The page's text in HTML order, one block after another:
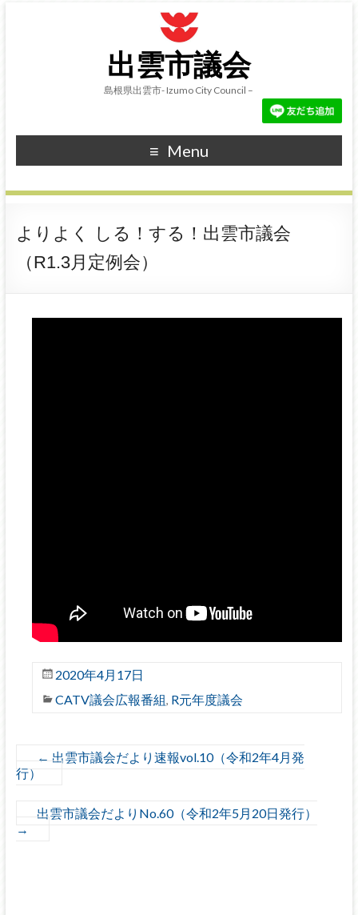
出雲市議会
島根県出雲市- Izumo City Council –
Menu
よりよく しる！する！出雲市議会
（R1.3月定例会）
2020年4月17日
CATV議会広報番組, R元年度議会
← 出雲市議会だより速報vol.10（令和2年4月発
行）
出雲市議会だよりNo.60（令和2年5月20日発行）
→